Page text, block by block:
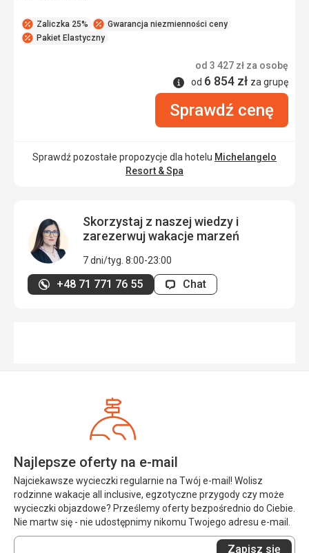
Zaliczka 25%
Gwarancja niezmienności ceny
Pakiet Elastyczny
od 3 427 zł za osobę
Informacje
od 6 854 zł za grupę
Sprawdź cenę
Sprawdź pozostałe propozycje dla hotelu Michelangelo
Resort & Spa
Skorzystaj z naszej wiedzy i
zarezerwuj wakacje marzeń
7 dni/tyg. 8:00-23:00
+48 71 771 76 55 Chat
Najlepsze oferty na e-mail
Najciekawsze wycieczki regularnie na Twój e-mail! Wolisz
rodzinne wakacje all inclusive, egzotyczne przygody czy może
wycieczki objazdowe? Prześlemy oferty bezpośrednio do Ciebie.
Nie martw się - nie udostępnimy nikomu Twojego adresu e-mail.
Wprowadź
Zapisz się